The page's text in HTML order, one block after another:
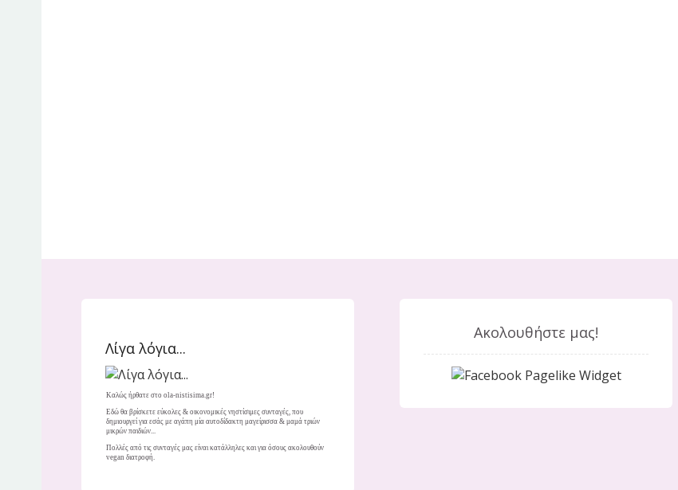
Λίγα λόγια...
Καλώς ήρθατε στο ola-nistisima.gr!
Εδώ θα βρίσκετε εύκολες & οικονομικές νηστίσιμες συνταγές, που
δημιουργεί για εσάς με αγάπη μία αυτοδίδακτη μαγείρισσα & μαμά τριών
μικρών παιδιών...
Πολλές από τις συνταγές μας είναι κατάλληλες και για όσους ακολουθούν
vegan διατροφή.
Ακολουθήστε μας!